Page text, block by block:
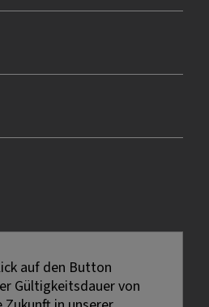
auf den Button
Gültigkeitsdauer von